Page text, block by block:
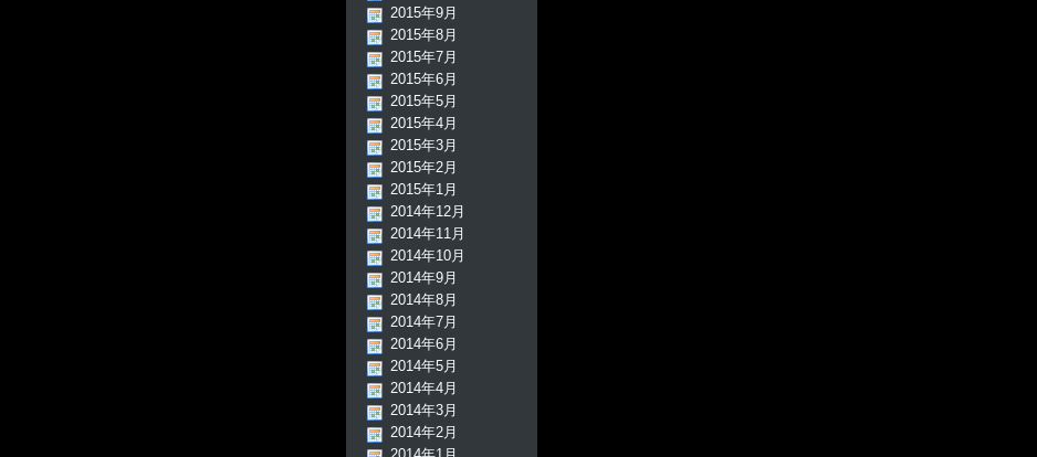
2015年9月
2015年8月
2015年7月
2015年6月
2015年5月
2015年4月
2015年3月
2015年2月
2015年1月
2014年12月
2014年11月
2014年10月
2014年9月
2014年8月
2014年7月
2014年6月
2014年5月
2014年4月
2014年3月
2014年2月